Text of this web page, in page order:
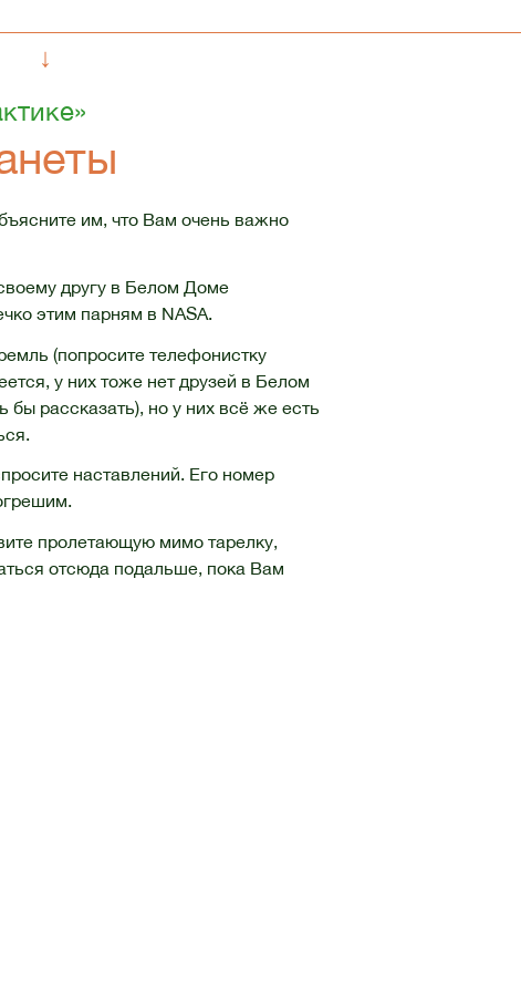
↓
им, что Вам очень важно
другу в Белом Доме
этим парням в NASA.
(попросите телефонистку
у них тоже нет друзей в Белом
бы рассказать), но у них всё же есть
наставлений. Его номер
пролетающую мимо тарелку,
отсюда подальше, пока Вам